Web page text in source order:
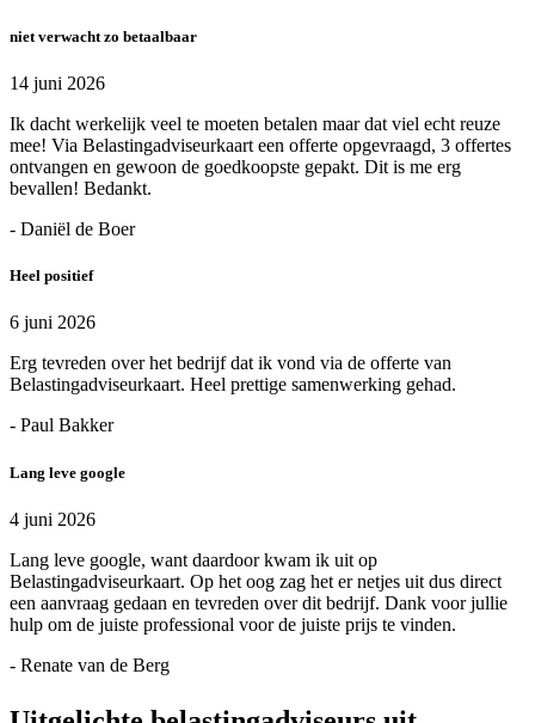
niet verwacht zo betaalbaar
14 juni 2026
Ik dacht werkelijk veel te moeten betalen maar dat viel echt reuze
mee! Via Belastingadviseurkaart een offerte opgevraagd, 3 offertes
ontvangen en gewoon de goedkoopste gepakt. Dit is me erg
bevallen! Bedankt.
- Daniël de Boer
Heel positief
6 juni 2026
Erg tevreden over het bedrijf dat ik vond via de offerte van
Belastingadviseurkaart. Heel prettige samenwerking gehad.
- Paul Bakker
Lang leve google
4 juni 2026
Lang leve google, want daardoor kwam ik uit op
Belastingadviseurkaart. Op het oog zag het er netjes uit dus direct
een aanvraag gedaan en tevreden over dit bedrijf. Dank voor jullie
hulp om de juiste professional voor de juiste prijs te vinden.
- Renate van de Berg